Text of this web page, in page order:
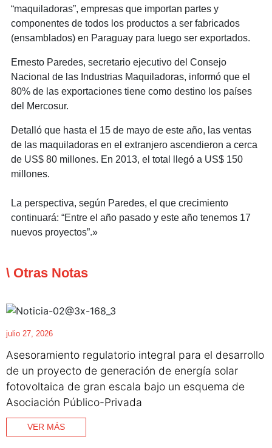
“maquiladoras”, empresas que importan partes y
componentes de todos los productos a ser fabricados
(ensamblados) en Paraguay para luego ser exportados.
Ernesto Paredes, secretario ejecutivo del Consejo
Nacional de las Industrias Maquiladoras, informó que el
80% de las exportaciones tiene como destino los países
del Mercosur.
Detalló que hasta el 15 de mayo de este año, las ventas
de las maquiladoras en el extranjero ascendieron a cerca
de US$ 80 millones. En 2013, el total llegó a US$ 150
millones.
La perspectiva, según Paredes, el que crecimiento
continuará: “Entre el año pasado y este año tenemos 17
nuevos proyectos”.»
\ Otras Notas
julio 27, 2026
Asesoramiento regulatorio integral para el desarrollo
de un proyecto de generación de energía solar
fotovoltaica de gran escala bajo un esquema de
Asociación Público-Privada
VER MÁS